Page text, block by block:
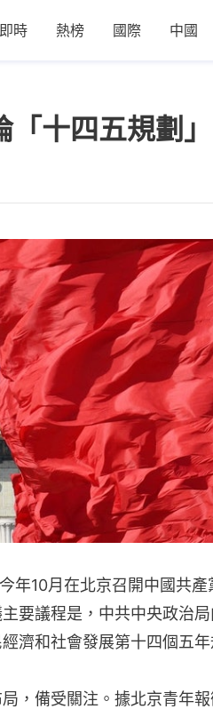
即時 熱榜 國際 中國
「十四五規
年10月在北京召開中國共產
要議程是，中共中央政治局
濟和社會發展第十四個五
，備受關注。據北京青年